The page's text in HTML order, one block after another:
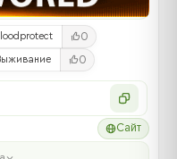
0
0
Сайт